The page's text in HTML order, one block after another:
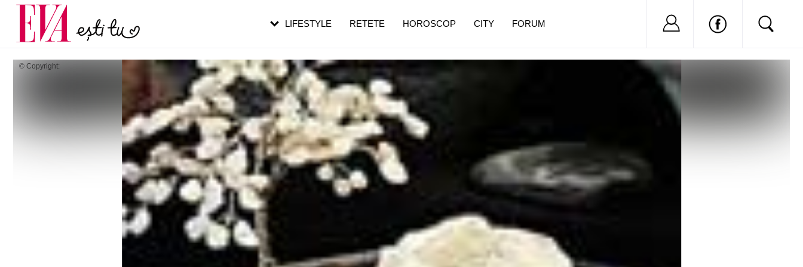
© Copyright:
LIFESTYLE RETETE HOROSCOP CITY FORUM Nu ai cont?
Carieră
Actualitate
pe măsură ce înaintezi în vârstă